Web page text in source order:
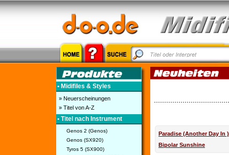
• Midifiles & Styles
» Neuerscheinungen
» Titel von A-Z
• Titel nach Instrument
Genos 2 (Genos)
Genos (SX920)
Tyros 5 (SX900)
Paradise (Another Day In
Bipolar Sunshine